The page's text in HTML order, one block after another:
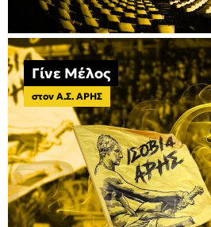
Γίνε Μέλος
στον Α.Σ. ΑΡΗΣ